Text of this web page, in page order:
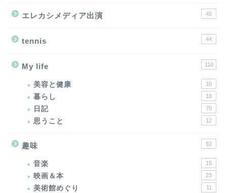
エレカシメディア出演 45
tennis 44
My life 110
美容と健康 10
暮らし 18
日記 70
思うこと 12
趣味 92
音楽 15
映画＆本 23
美術館めぐり 11